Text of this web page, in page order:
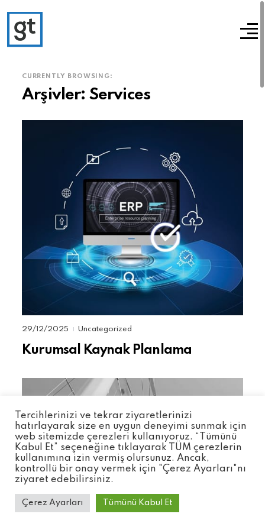
CURRENTLY BROWSING:
Arşivler: Services
29/12/2025 Uncategorized
Kurumsal Kaynak Planlama
Tercihlerinizi ve tekrar ziyaretlerinizi
hatırlayarak size en uygun deneyimi sunmak için
web sitemizde çerezleri kullanıyoruz. “Tümünü
Kabul Et” seçeneğine tıklayarak TÜM çerezlerin
kullanımına izin vermiş olursunuz. Ancak,
kontrollü bir onay vermek için "Çerez Ayarları"nı
ziyaret edebilirsiniz.
Çerez Ayarları Tümünü Kabul Et